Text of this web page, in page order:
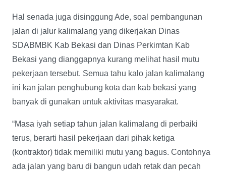
Hal senada juga disinggung Ade, soal pembangunan
jalan di jalur kalimalang yang dikerjakan Dinas
SDABMBK Kab Bekasi dan Dinas Perkimtan Kab
Bekasi yang dianggapnya kurang melihat hasil mutu
pekerjaan tersebut. Semua tahu kalo jalan kalimalang
ini kan jalan penghubung kota dan kab bekasi yang
banyak di gunakan untuk aktivitas masyarakat.
“Masa iyah setiap tahun jalan kalimalang di perbaiki
terus, berarti hasil pekerjaan dari pihak ketiga
(kontraktor) tidak memiliki mutu yang bagus. Contohnya
ada jalan yang baru di bangun udah retak dan pecah